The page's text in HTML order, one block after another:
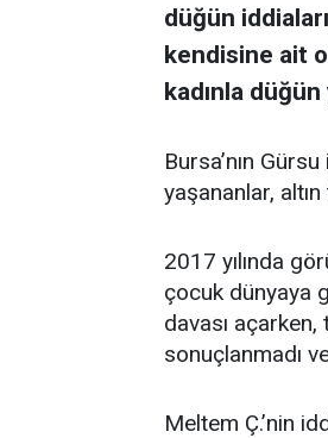
düğün
kendisine ait
kadınla düğün
Bursa’nın
yaşananlar,
2017 yılında
çocuk dünyaya
davası
sonuçlanmadı
Meltem Ç.’nin